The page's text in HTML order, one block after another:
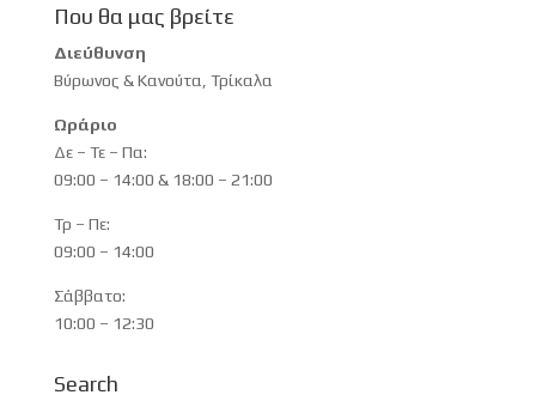
Που θα μας βρείτε
Διεύθυνση
Βύρωνος & Κανούτα, Τρίκαλα
Ωράριο
Δε – Τε – Πα:
09:00 – 14:00 & 18:00 – 21:00
Τρ – Πε:
09:00 – 14:00
Σάββατο:
10:00 – 12:30
Search